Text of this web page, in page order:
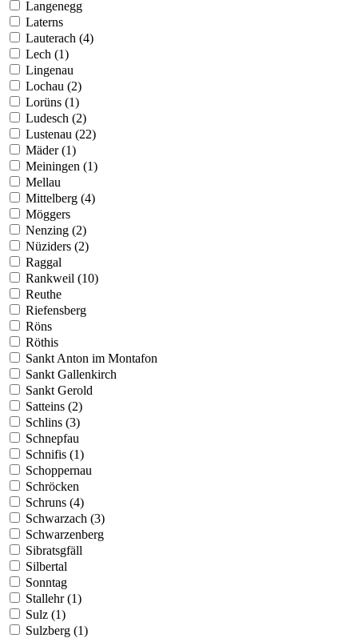
Langenegg
Laterns
Lauterach (4)
Lech (1)
Lingenau
Lochau (2)
Lorüns (1)
Ludesch (2)
Lustenau (22)
Mäder (1)
Meiningen (1)
Mellau
Mittelberg (4)
Möggers
Nenzing (2)
Nüziders (2)
Raggal
Rankweil (10)
Reuthe
Riefensberg
Röns
Röthis
Sankt Anton im Montafon
Sankt Gallenkirch
Sankt Gerold
Satteins (2)
Schlins (3)
Schnepfau
Schnifis (1)
Schoppernau
Schröcken
Schruns (4)
Schwarzach (3)
Schwarzenberg
Sibratsgfäll
Silbertal
Sonntag
Stallehr (1)
Sulz (1)
Sulzberg (1)